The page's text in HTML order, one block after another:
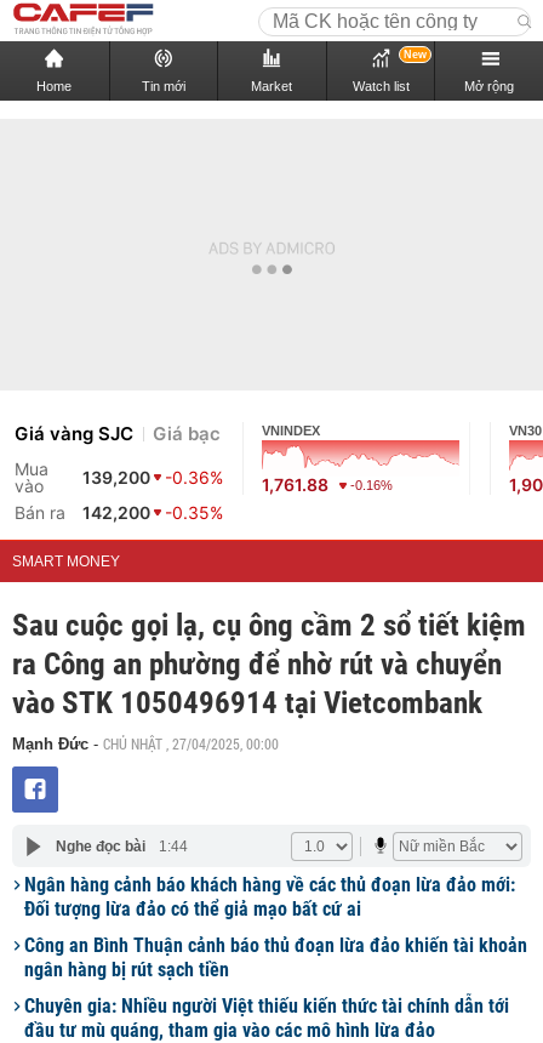
Home Tin mới Market Watch list
New
Mở rộng
Giá vàng SJC Giá bạc
Mua
vào
139,200
-0.36%
Bán ra
142,200 -0.35%
VNINDEX
1,761.88 -0.16%
VN30
SMART MONEY
Sau cuộc gọi lạ, cụ ông cầm 2 sổ tiết kiệm
ra Công an phường để nhờ rút và chuyển
vào STK 1050496914 tại Vietcombank
Mạnh Đức - CHỦ NHẬT , 27/04/2025, 00:00
Nghe đọc bài 1:44
Ngân hàng cảnh báo khách hàng về các thủ đoạn lừa đảo mới:
Đối tượng lừa đảo có thể giả mạo bất cứ ai
Công an Bình Thuận cảnh báo thủ đoạn lừa đảo khiến tài khoản
ngân hàng bị rút sạch tiền
Chuyên gia: Nhiều người Việt thiếu kiến thức tài chính dẫn tới
đầu tư mù quáng, tham gia vào các mô hình lừa đảo